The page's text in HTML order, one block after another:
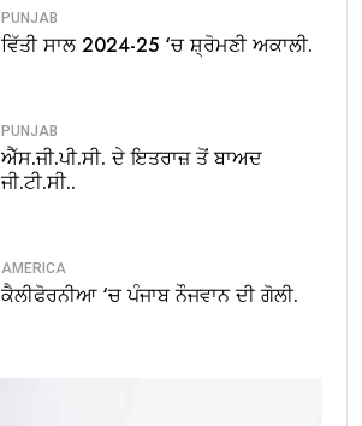
PUNJAB
ਵਿੱਤੀ ਸਾਲ 2024-25 ‘ਚ ਸ਼੍ਰੋਮਣੀ ਅਕਾਲੀ.
PUNJAB
ਐੱਸ.ਜੀ.ਪੀ.ਸੀ. ਦੇ ਇਤਰਾਜ਼ ਤੋਂ ਬਾਅਦ
ਜੀ.ਟੀ.ਸੀ..
AMERICA
ਕੈਲੀਫੋਰਨੀਆ ‘ਚ ਪੰਜਾਬ ਨੌਜਵਾਨ ਦੀ ਗੋਲੀ.